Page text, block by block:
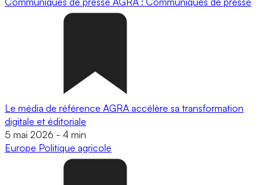
Le média de référence AGRA accélère sa transformation
digitale et éditoriale
5 mai 2026 - 4 min
Europe Politique agricole